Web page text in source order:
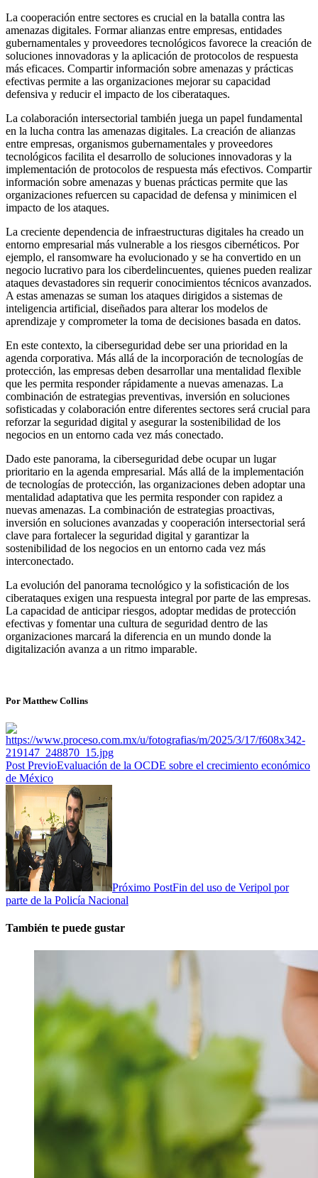
La cooperación entre sectores es crucial en la batalla contra las
amenazas digitales. Formar alianzas entre empresas, entidades
gubernamentales y proveedores tecnológicos favorece la creación de
soluciones innovadoras y la aplicación de protocolos de respuesta
más eficaces. Compartir información sobre amenazas y prácticas
efectivas permite a las organizaciones mejorar su capacidad
defensiva y reducir el impacto de los ciberataques.
La colaboración intersectorial también juega un papel fundamental
en la lucha contra las amenazas digitales. La creación de alianzas
entre empresas, organismos gubernamentales y proveedores
tecnológicos facilita el desarrollo de soluciones innovadoras y la
implementación de protocolos de respuesta más efectivos. Compartir
información sobre amenazas y buenas prácticas permite que las
organizaciones refuercen su capacidad de defensa y minimicen el
impacto de los ataques.
La creciente dependencia de infraestructuras digitales ha creado un
entorno empresarial más vulnerable a los riesgos cibernéticos. Por
ejemplo, el ransomware ha evolucionado y se ha convertido en un
negocio lucrativo para los ciberdelincuentes, quienes pueden realizar
ataques devastadores sin requerir conocimientos técnicos avanzados.
A estas amenazas se suman los ataques dirigidos a sistemas de
inteligencia artificial, diseñados para alterar los modelos de
aprendizaje y comprometer la toma de decisiones basada en datos.
En este contexto, la ciberseguridad debe ser una prioridad en la
agenda corporativa. Más allá de la incorporación de tecnologías de
protección, las empresas deben desarrollar una mentalidad flexible
que les permita responder rápidamente a nuevas amenazas. La
combinación de estrategias preventivas, inversión en soluciones
sofisticadas y colaboración entre diferentes sectores será crucial para
reforzar la seguridad digital y asegurar la sostenibilidad de los
negocios en un entorno cada vez más conectado.
Dado este panorama, la ciberseguridad debe ocupar un lugar
prioritario en la agenda empresarial. Más allá de la implementación
de tecnologías de protección, las organizaciones deben adoptar una
mentalidad adaptativa que les permita responder con rapidez a
nuevas amenazas. La combinación de estrategias proactivas,
inversión en soluciones avanzadas y cooperación intersectorial será
clave para fortalecer la seguridad digital y garantizar la
sostenibilidad de los negocios en un entorno cada vez más
interconectado.
La evolución del panorama tecnológico y la sofisticación de los
ciberataques exigen una respuesta integral por parte de las empresas.
La capacidad de anticipar riesgos, adoptar medidas de protección
efectivas y fomentar una cultura de seguridad dentro de las
organizaciones marcará la diferencia en un mundo donde la
digitalización avanza a un ritmo imparable.
Por Matthew Collins
Post PrevioEvaluación de la OCDE sobre el crecimiento económico
de México
Próximo PostFin del uso de Veripol por
parte de la Policía Nacional
También te puede gustar